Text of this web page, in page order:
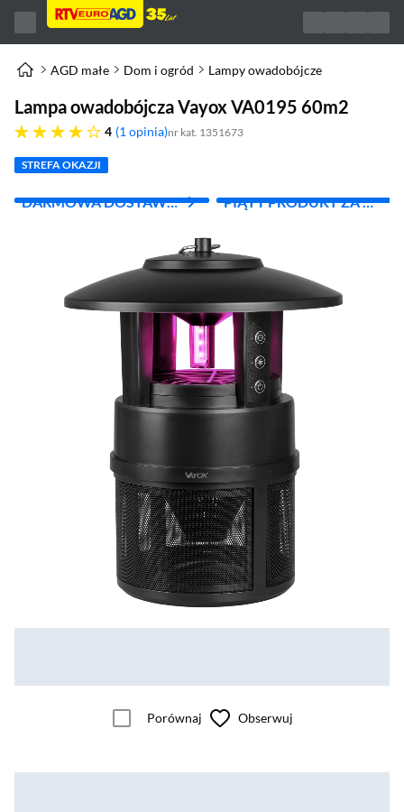
AGD małe Dom i ogród Lampy owadobójcze
Lampa owadobójcza Vayox VA0195 60m2
4
cztery gwiazdki 1 opinia nr kat. 1351673
STREFA OKAZJI
DARMOWA DOSTAWA
PIĄTY PRODUKT ZA 1
Porównaj Obserwuj